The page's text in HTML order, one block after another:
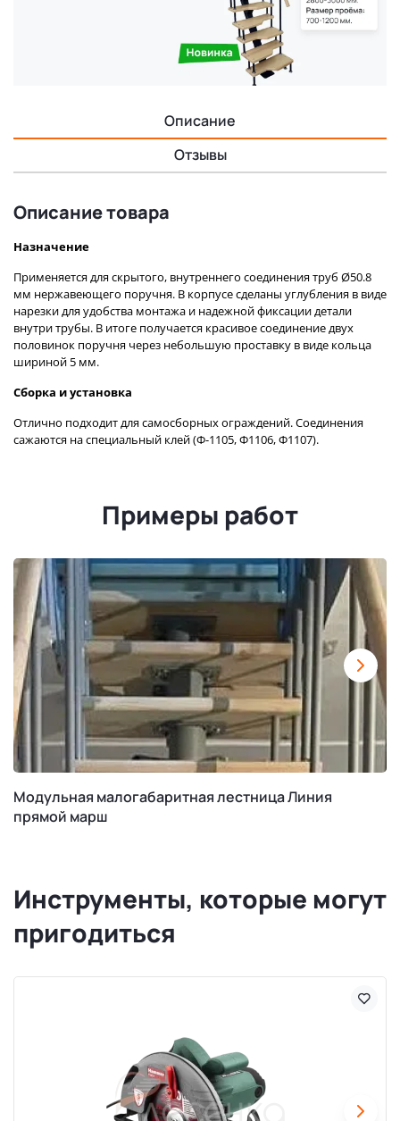
Описание
Отзывы
Описание товара
Назначение
Применяется для скрытого, внутреннего соединения труб Ø50.8
мм нержавеющего поручня. В корпусе сделаны углубления в виде
нарезки для удобства монтажа и надежной фиксации детали
внутри трубы. В итоге получается красивое соединение двух
половинок поручня через небольшую проставку в виде кольца
шириной 5 мм.
Сборка и установка
Отлично подходит для самосборных ограждений. Соединения
сажаются на специальный клей (Ф-1105, Ф1106, Ф1107).
Примеры работ
Модульная малогабаритная лестница Линия
прямой марш
Инструменты, которые могут
пригодиться